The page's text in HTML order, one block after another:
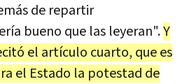
de repartir
bueno que las leyeran".Y
el artículo cuarto, que es
el Estado la potestad de